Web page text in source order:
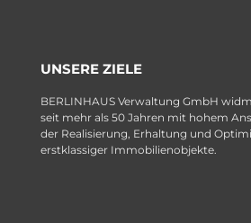
UNSERE ZIELE
BERLINHAUS Verwaltung GmbH
seit mehr als 50 Jahren mit hohem
der Realisierung, Erhaltung und
erstklassiger Immobilienobjekte.